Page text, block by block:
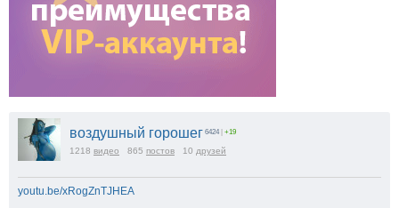
воздушный горошег 6424 | +19
1218 видео 865 постов 10 друзей
youtu.be/xRogZnTJHEA